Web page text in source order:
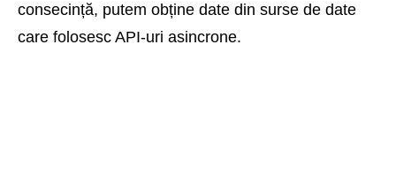
consecință, putem obține date din surse de date
care folosesc API-uri asincrone.